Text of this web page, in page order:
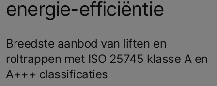
energie-efficiëntie
Breedste aanbod van liften en
roltrappen met ISO 25745 klasse A en
A+++ classificaties